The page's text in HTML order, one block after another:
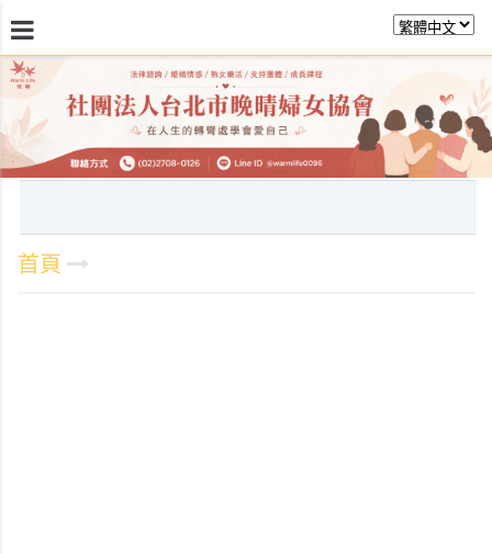
最新消息 關於晚晴 日常服務 課程活動
首頁